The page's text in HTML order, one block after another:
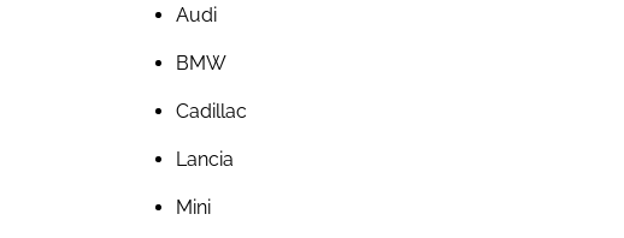
Audi
BMW
Cadillac
Lancia
Mini